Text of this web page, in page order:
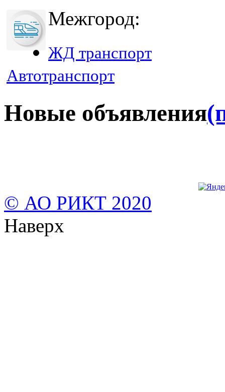
Межгород:
ЖД транспорт
Автотранспорт
Новые объявления
© АО РИКТ 2020
Наверх